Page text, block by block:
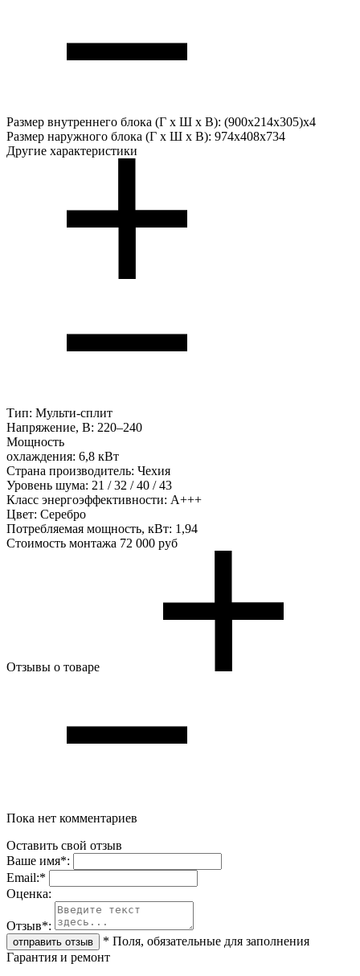
Размер внутреннего блока (Г х Ш х В): (900x214x305)x4
Размер наружного блока (Г х Ш х В): 974x408x734
Другие характеристики
Тип: Мульти-сплит
Напряжение, В: 220–240
Мощность
охлаждения: 6,8 кВт
Страна производитель: Чехия
Уровень шума: 21 / 32 / 40 / 43
Класс энергоэффективности: А+++
Цвет: Серебро
Потребляемая мощность, кВт: 1,94
Стоимость монтажа 72 000 руб
Отзывы о товаре
Пока нет комментариев
Оставить свой отзыв
Ваше имя*:
Email:*
Oценка:
Отзыв*:
* Поля, обязательные для заполнения
Гарантия и ремонт